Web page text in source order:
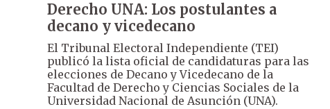
Derecho UNA: Los postulantes a
decano y vicedecano
El Tribunal Electoral Independiente (TEI)
publicó la lista oficial de candidaturas para las
elecciones de Decano y Vicedecano de la
Facultad de Derecho y Ciencias Sociales de la
Universidad Nacional de Asunción (UNA).